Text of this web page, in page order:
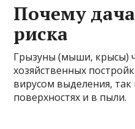
Почему
риска
Грызуны (мыши, крысы)
хозяйственных
вирусом выделения, так
поверхностях и в пыли.